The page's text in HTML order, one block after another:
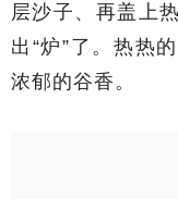
层沙子、再盖上
出“炉”了。热热
浓郁的谷香。